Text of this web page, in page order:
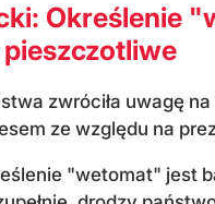
Określenie
zwróciła uwagę
ze względu na
"wetomat" jest